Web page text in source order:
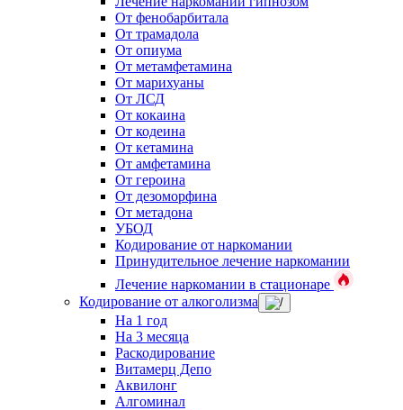
От фенобарбитала
От трамадола
От опиума
От метамфетамина
От марихуаны
От ЛСД
От кокаина
От кодеина
От кетамина
От амфетамина
От героина
От дезоморфина
От метадона
УБОД
Кодирование от наркомании
Принудительное лечение наркомании
Лечение наркомании в стационаре
Кодирование от алкоголизма
На 1 год
На 3 месяца
Раскодирование
Витамерц Депо
Аквилонг
Алгоминал